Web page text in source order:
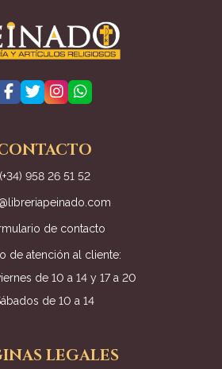
(+34) 958 26 51 52
de contacto
de atención al cliente:
de 10 a 14 y 17 a 20
de 10 a 14
LEGALES